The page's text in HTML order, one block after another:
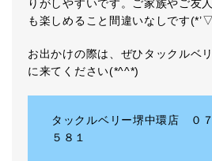
りがしやすいです。ご家族やご友
も楽しめること間違いなしです
お出かけの際は、ぜひタックルベ
に来てください(*^^*)
タックルベリー堺中環店 ０
５８１